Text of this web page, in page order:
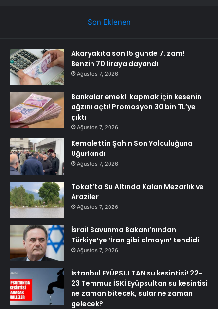
Son Eklenen
Akaryakıta son 15 günde 7. zam!
Benzin 70 liraya dayandı
Ağustos 7, 2026
Bankalar emekli kapmak için kesenin
ağzını açtı! Promosyon 30 bin TL’ye
çıktı
Ağustos 7, 2026
Kemalettin Şahin Son Yolculuğuna
Uğurlandı
Ağustos 7, 2026
Tokat’ta Su Altında Kalan Mezarlık ve
Araziler
Ağustos 7, 2026
İsrail Savunma Bakanı’nından
Türkiye’ye ‘İran gibi olmayın’ tehdidi
Ağustos 7, 2026
İstanbul EYÜPSULTAN su kesintisi! 22-
23 Temmuz İSKİ Eyüpsultan su kesintisi
ne zaman bitecek, sular ne zaman
gelecek?